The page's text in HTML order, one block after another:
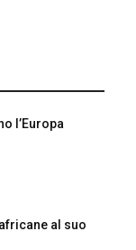
l’Europa
al suo